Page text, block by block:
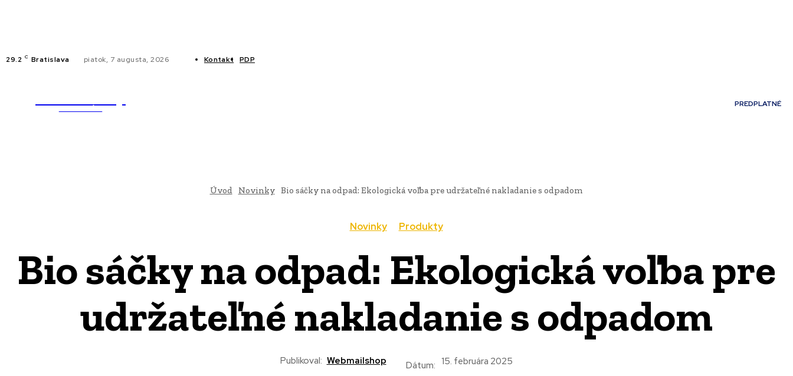
29.2 C Bratislava piatok, 7 augusta, 2026 Kontakt PDP
PREDPLATNÉ
Úvod Novinky Bio sáčky na odpad: Ekologická voľba pre udržateľné nakladanie s odpadom
Novinky Produkty
Bio sáčky na odpad: Ekologická voľba pre
udržateľné nakladanie s odpadom
Publikoval: Webmailshop Dátum: 15. februára 2025